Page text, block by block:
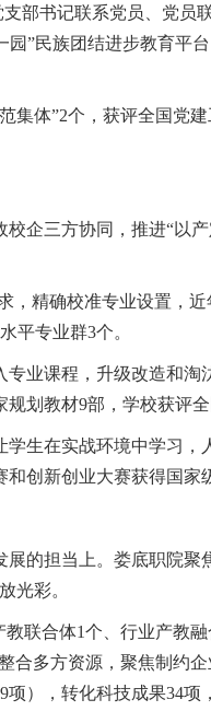
部书记联系党员、党员
”民族团结进步教育平
体”2个，获评全国党
企三方协同，推进“以
精确校准专业设置，
平专业群3个。
业课程，升级改造和淘
划教材9部，学校获评
生在实战环境中学习，
创新创业大赛获得国家
的担当上。娄底职院聚
光彩。
联合体1个、行业产教
合多方资源，聚焦制约
项），转化科技成果34